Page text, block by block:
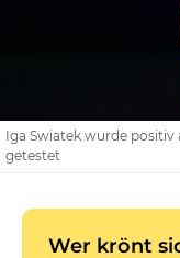
Iga Swiatek wurde positiv
getestet